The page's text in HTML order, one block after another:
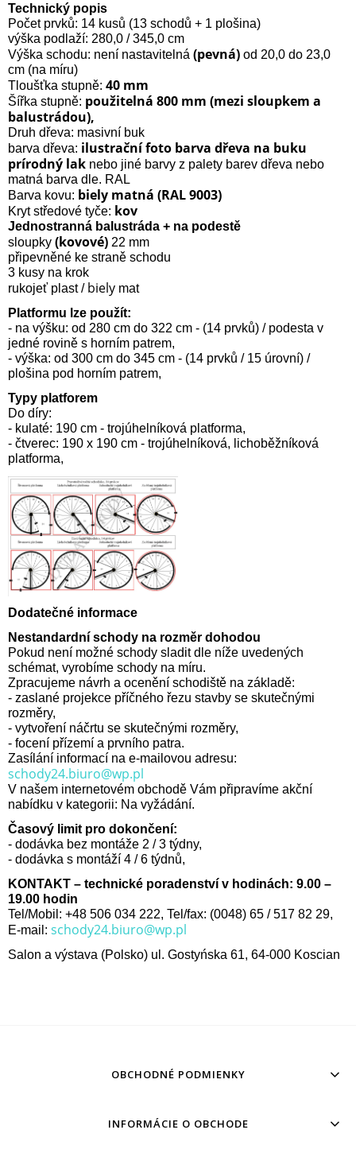
Technický popis
Počet prvků: 14 kusů (13 schodů + 1 plošina)
výška podlaží: 280,0 / 345,0 cm
Výška schodu: není nastavitelná (pevná) od 20,0 do 23,0
cm (na míru)
Tloušťka stupně: 40 mm
Šířka stupně: použitelná 800 mm (mezi sloupkem a
balustrádou),
Druh dřeva: masivní buk
barva dřeva: ilustrační foto barva dřeva na buku
prírodný lak nebo jiné barvy z palety barev dřeva nebo
matná barva dle. RAL
Barva kovu: biely matná (RAL 9003)
Kryt středové tyče: kov
Jednostranná balustráda + na podestě
sloupky (kovové) 22 mm
připevněné ke straně schodu
3 kusy na krok
rukojeť plast / biely mat
Platformu lze použít:
- na výšku: od 280 cm do 322 cm - (14 prvků) / podesta v
jedné rovině s horním patrem,
- výška: od 300 cm do 345 cm - (14 prvků / 15 úrovní) /
plošina pod horním patrem,
Typy platforem
Do díry:
- kulaté: 190 cm - trojúhelníková platforma,
- čtverec: 190 x 190 cm - trojúhelníková, lichoběžníková
platforma,
Dodatečné informace
Nestandardní schody na rozměr dohodou
Pokud není možné schody sladit dle níže uvedených
schémat, vyrobíme schody na míru.
Zpracujeme návrh a ocenění schodiště na základě:
- zaslané projekce příčného řezu stavby se skutečnými
rozměry,
- vytvoření náčrtu se skutečnými rozměry,
- focení přízemí a prvního patra.
Zasílání informací na e-mailovou adresu:
schody24.biuro@wp.pl
V našem internetovém obchodě Vám připravíme akční
nabídku v kategorii: Na vyžádání.
Časový limit pro dokončení:
- dodávka bez montáže 2 / 3 týdny,
- dodávka s montáží 4 / 6 týdnů,
KONTAKT – technické poradenství v hodinách: 9.00 –
19.00 hodin
Tel/Mobil: +48 506 034 222, Tel/fax: (0048) 65 / 517 82 29,
E-mail: schody24.biuro@wp.pl
Salon a výstava (Polsko) ul. Gostyńska 61, 64-000 Koscian
OBCHODNÉ PODMIENKY
INFORMÁCIE O OBCHODE